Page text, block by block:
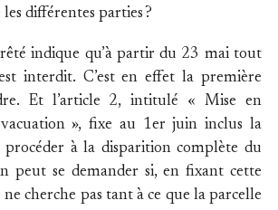
différentes parties ?
indique qu’à partir du 23 mai tout
interdit. C’est en effet la première
Et l’article 2, intitulé « Mise en
», fixe au 1er juin inclus la
à la disparition complète du
peut se demander si, en fixant cette
cherche pas tant à ce que la parcelle